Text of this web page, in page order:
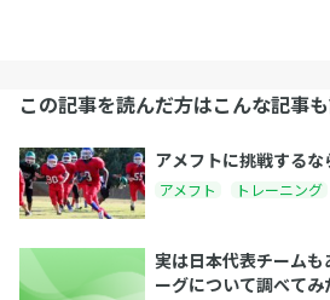
この記事を読んだ方はこんな記事
アメフトに挑戦する
アメフト トレーニング
実は日本代表チームも
ーグについて調べてみ